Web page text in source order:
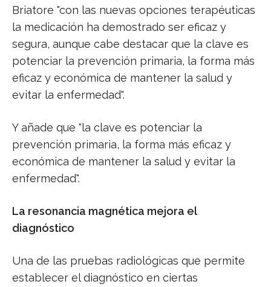
Briatore "con las nuevas opciones terapéuticas
la medicación ha demostrado ser eficaz y
segura, aunque cabe destacar que la clave es
potenciar la prevención primaria, la forma más
eficaz y económica de mantener la salud y
evitar la enfermedad".
Y añade que "la clave es potenciar la
prevención primaria, la forma más eficaz y
económica de mantener la salud y evitar la
enfermedad".
La resonancia magnética mejora el
diagnóstico
Una de las pruebas radiológicas que permite
establecer el diagnóstico en ciertas